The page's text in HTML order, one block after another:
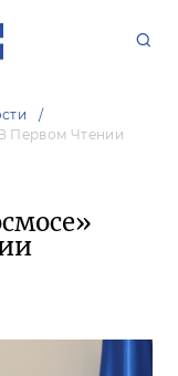
Первом Чтении